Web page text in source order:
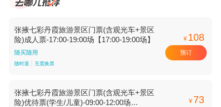
张掖七彩丹霞旅游景区门票(含观光车+景区
险)成人票-17:00-19:00场【17:00-19:00场】
随买随用
随时退 无需换票
¥ 108
预订
张掖七彩丹霞旅游景区门票(含观光车+景区
险)优待票(学生/儿童)-09:00-12:00场
¥ 73